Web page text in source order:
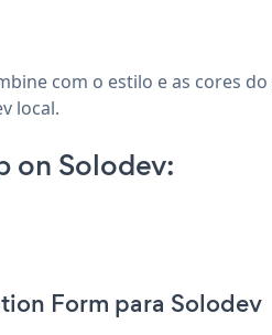
com o estilo e as cores
local.
on Solodev:
Form para Solodev